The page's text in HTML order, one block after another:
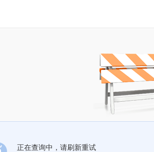
正在查询中，请刷新重试